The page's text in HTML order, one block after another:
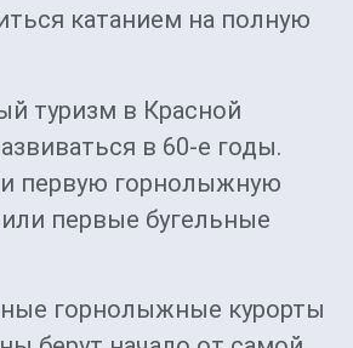
катанием на полную
туризм в Красной
в 60-е годы.
первую горнолыжную
первые бугельные
горнолыжные курорты